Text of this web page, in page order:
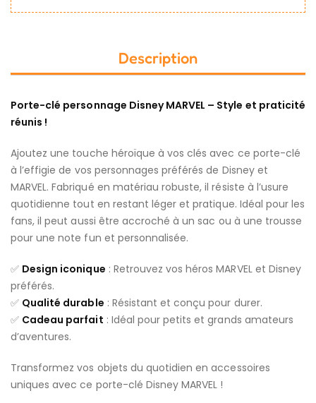
Description
Porte-clé personnage Disney MARVEL – Style et praticité
réunis !
Ajoutez une touche héroïque à vos clés avec ce porte-clé
à l’effigie de vos personnages préférés de Disney et
MARVEL. Fabriqué en matériau robuste, il résiste à l’usure
quotidienne tout en restant léger et pratique. Idéal pour les
fans, il peut aussi être accroché à un sac ou à une trousse
pour une note fun et personnalisée.
✅ Design iconique : Retrouvez vos héros MARVEL et Disney
préférés.
✅ Qualité durable : Résistant et conçu pour durer.
✅ Cadeau parfait : Idéal pour petits et grands amateurs
d’aventures.
Transformez vos objets du quotidien en accessoires
uniques avec ce porte-clé Disney MARVEL !